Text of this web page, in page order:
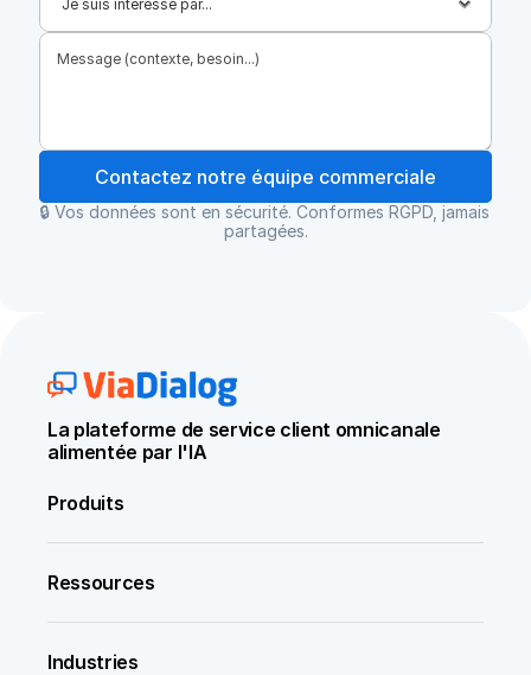
Contactez notre équipe commerciale
🔒 Vos données sont en sécurité. Conformes RGPD, jamais
partagées.
La plateforme de service client omnicanale
alimentée par l'IA
Produits
Ressources
Industries